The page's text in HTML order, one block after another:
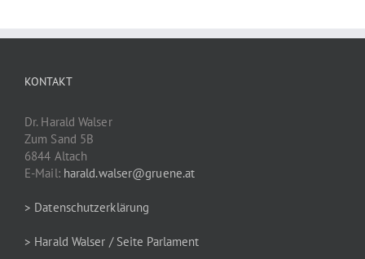
KONTAKT
Dr. Harald Walser
Zum Sand 5B
6844 Altach
E-Mail: harald.walser@gruene.at
> Datenschutzerklärung
> Harald Walser / Seite Parlament